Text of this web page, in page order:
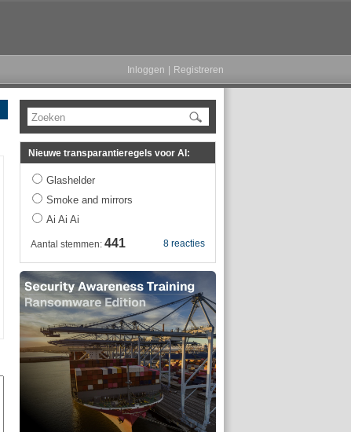
Inloggen Registreren
Zoeken
Nieuwe transparantieregels voor AI:
Glashelder
Smoke and mirrors
Ai Ai Ai
8 reacties
Aantal stemmen: 441